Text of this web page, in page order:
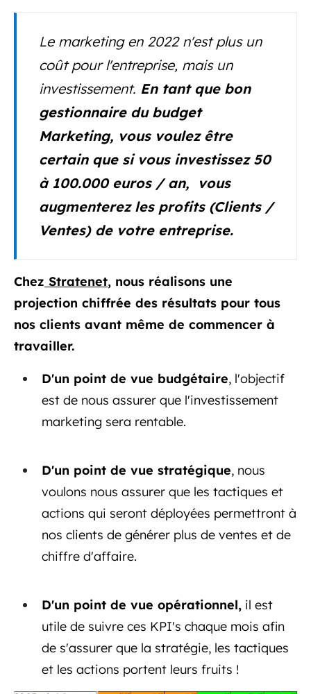
Le marketing en 2022 n'est plus un
coût pour l'entreprise, mais un
investissement. En tant que bon
gestionnaire du budget
Marketing, vous voulez être
certain que si vous investissez 50
à 100.000 euros / an, vous
augmenterez les profits (Clients /
Ventes) de votre entreprise.
Chez Stratenet, nous réalisons une
projection chiffrée des résultats pour tous
nos clients avant même de commencer à
travailler.
D'un point de vue budgétaire, l'objectif
est de nous assurer que l'investissement
marketing sera rentable.
D'un point de vue stratégique, nous
voulons nous assurer que les tactiques et
actions qui seront déployées permettront à
nos clients de générer plus de ventes et de
chiffre d'affaire.
D'un point de vue opérationnel, il est
utile de suivre ces KPI's chaque mois afin
de s'assurer que la stratégie, les tactiques
et les actions portent leurs fruits !